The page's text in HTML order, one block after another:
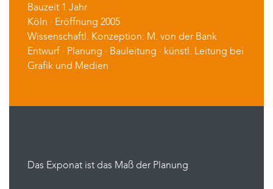
Bauzeit 1 Jahr
Köln · Eröffnung 2005
Wissenschaftl. Konzeption: M. von der Bank
Entwurf · Planung · Bauleitung · künstl. Leitung bei
Grafik und Medien
Das Exponat ist das Maß der Planung